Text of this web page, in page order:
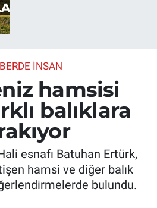
INSAN
hamsisi
balıklara
esnafı Batuhan Ertürk,
hamsi ve diğer balık
bulundu.